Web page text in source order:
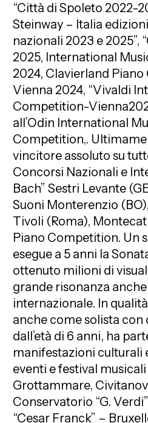
“Città di Spoleto 2022-
Steinway – Italia
nazionali 2023 e 2025”,
2025, International
2024, Clavierland
Vienna 2024, “Vivaldi
Competition-
all’Odin International
Competition,.
vincitore assoluto su
Concorsi Nazionali e
Bach” Sestri Levante
Suoni Monterenzio
Tivoli (Roma),
Piano Competition. Un
esegue a 5 anni la
ottenuto milioni di
grande risonanza
internazionale. In
anche come solista con
dall’età di 6 anni, ha
manifestazioni culturali
eventi e festival
Grottammare,
Conservatorio “G.
“Cesar Franck” –